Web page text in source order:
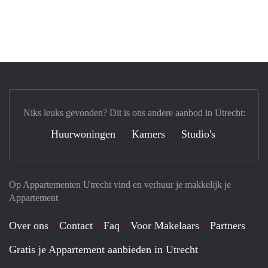
Op Appartementen Utrecht vind en verhuur je makkelijk je
Appartement
Over ons Contact Faq Voor Makelaars
Partners
Gratis je Appartement aanbieden in Utrecht
Niks leuks gevonden? Dit is ons andere aanbod in Utrecht:
Huurwoningen Kamers Studio's